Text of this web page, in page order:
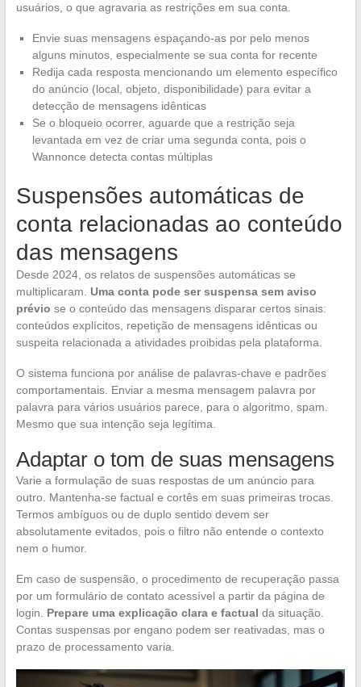
usuários, o que agravaria as restrições em sua conta.
Envie suas mensagens espaçando-as por pelo menos
alguns minutos, especialmente se sua conta for recente
Redija cada resposta mencionando um elemento específico
do anúncio (local, objeto, disponibilidade) para evitar a
detecção de mensagens idênticas
Se o bloqueio ocorrer, aguarde que a restrição seja
levantada em vez de criar uma segunda conta, pois o
Wannonce detecta contas múltiplas
Suspensões automáticas de
conta relacionadas ao conteúdo
das mensagens
Desde 2024, os relatos de suspensões automáticas se
multiplicaram. Uma conta pode ser suspensa sem aviso
prévio se o conteúdo das mensagens disparar certos sinais:
conteúdos explícitos, repetição de mensagens idênticas ou
suspeita relacionada a atividades proibidas pela plataforma.
O sistema funciona por análise de palavras-chave e padrões
comportamentais. Enviar a mesma mensagem palavra por
palavra para vários usuários parece, para o algoritmo, spam.
Mesmo que sua intenção seja legítima.
Adaptar o tom de suas mensagens
Varie a formulação de suas respostas de um anúncio para
outro. Mantenha-se factual e cortês em suas primeiras trocas.
Termos ambíguos ou de duplo sentido devem ser
absolutamente evitados, pois o filtro não entende o contexto
nem o humor.
Em caso de suspensão, o procedimento de recuperação passa
por um formulário de contato acessível a partir da página de
login. Prepare uma explicação clara e factual da situação.
Contas suspensas por engano podem ser reativadas, mas o
prazo de processamento varia.